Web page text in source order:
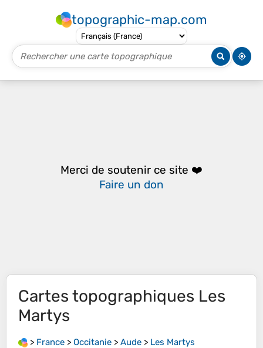
topographic-map.com
Merci de soutenir ce site ❤️
Faire un don
Cartes topographiques Les
Martys
> France > Occitanie > Aude > Les Martys